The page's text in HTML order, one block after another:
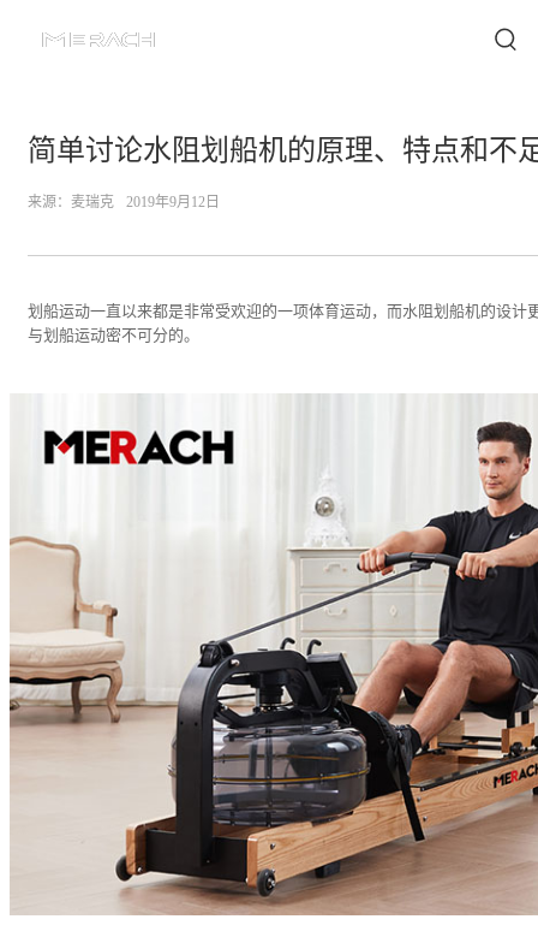
简单讨论水阻划船机的原理、特点和不
来源： 麦瑞克 2019年9月12日
划船运动一直以来都是非常受欢迎的一项体育运动，而水阻划船机的设计
与划船运动密不可分的。